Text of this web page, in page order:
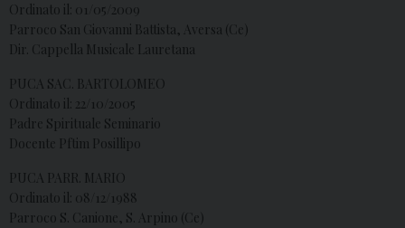
Ordinato il: 01/05/2009
Parroco San Giovanni Battista, Aversa (Ce)
Dir. Cappella Musicale Lauretana
PUCA SAC. BARTOLOMEO
Ordinato il: 22/10/2005
Padre Spirituale Seminario
Docente Pftim Posillipo
PUCA PARR. MARIO
Ordinato il: 08/12/1988
Parroco S. Canione, S. Arpino (Ce)